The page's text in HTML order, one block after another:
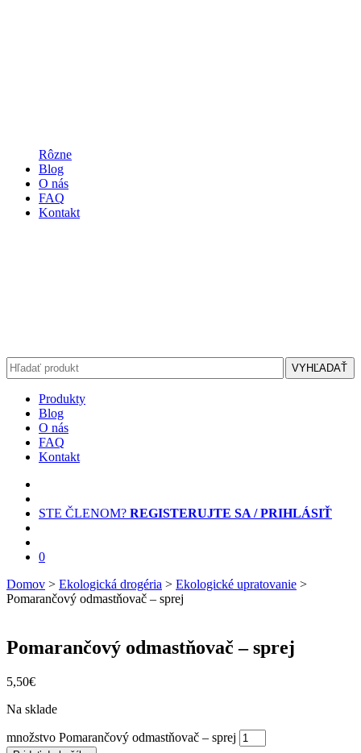
Rôzne
Blog
O nás
FAQ
Kontakt
VYHĽADAŤ
Produkty
Blog
O nás
FAQ
Kontakt
STE ČLENOM? REGISTERUJTE SA / PRIHLÁSIŤ
0
Domov > Ekologická drogéria > Ekologické upratovanie >
Pomarančový odmastňovač – sprej
Pomarančový odmastňovač – sprej
5,50€
Na sklade
množstvo Pomarančový odmastňovač – sprej